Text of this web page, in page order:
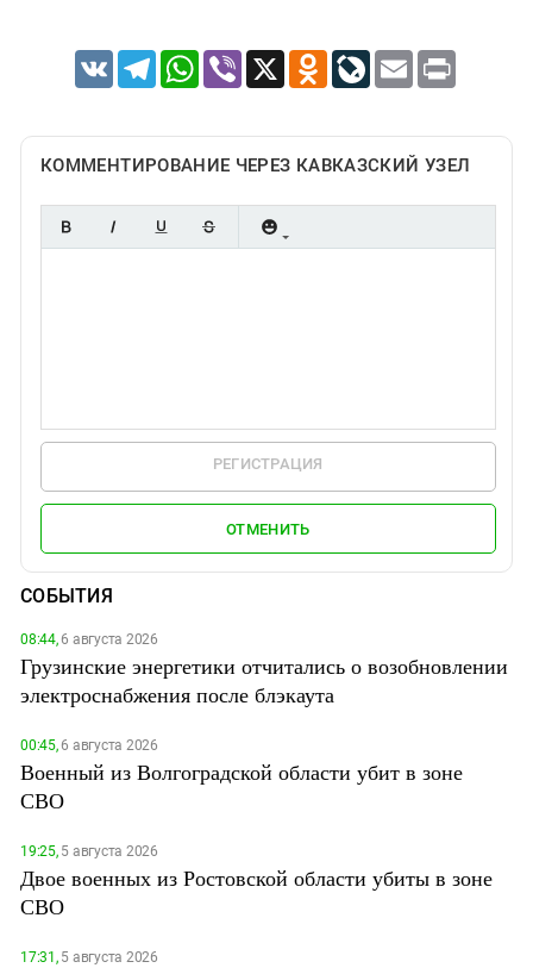
VK TelegramWhatsApp
Viber X Odnoklassniki
LiveJournal
Email Print
КОММЕНТИРОВАНИЕ ЧЕРЕЗ КАВКАЗСКИЙ УЗЕЛ
РЕГИСТРАЦИЯ
ОТМЕНИТЬ
СОБЫТИЯ
08:44,6 августа 2026
Грузинские энергетики отчитались о возобновлении
электроснабжения после блэкаута
00:45,6 августа 2026
Военный из Волгоградской области убит в зоне
СВО
19:25,5 августа 2026
Двое военных из Ростовской области убиты в зоне
СВО
17:31,5 августа 2026